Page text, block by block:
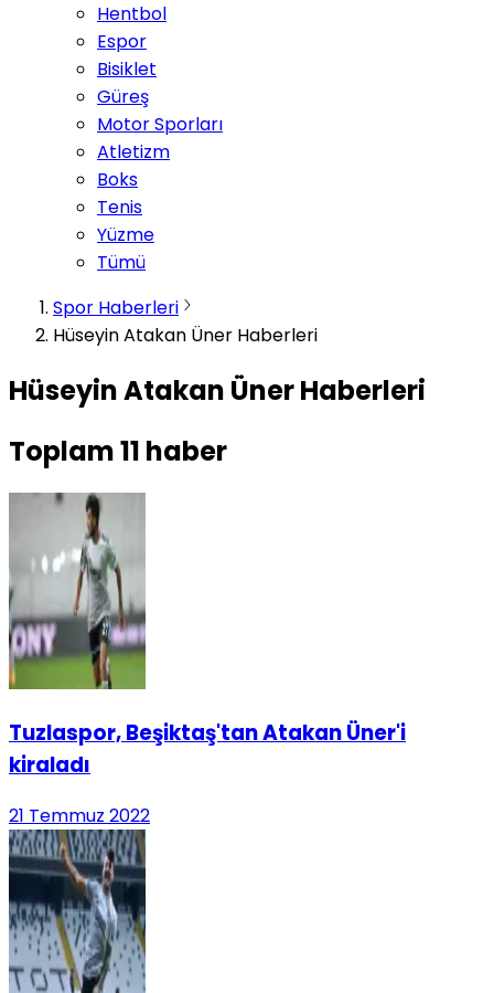
Hentbol
Espor
Bisiklet
Güreş
Motor Sporları
Atletizm
Boks
Tenis
Yüzme
Tümü
Spor Haberleri
Hüseyin Atakan Üner Haberleri
Hüseyin Atakan Üner Haberleri
Toplam11 haber
Tuzlaspor, Beşiktaş'tan Atakan Üner'i
kiraladı
21 Temmuz 2022